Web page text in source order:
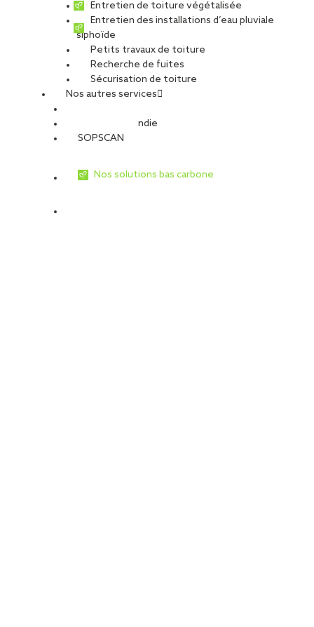
Entretien de toiture végétalisée
Entretien des installations d’eau pluviale
siphoïde
Petits travaux de toiture
Recherche de fuites
Sécurisation de toiture
Nos autres services
Sécurité Incendie
SOPSCAN
Nos solutions bas carbone